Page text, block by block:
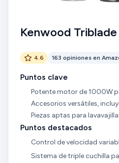
Kenwood
4.6 163 opiniones en
Puntos clave
Potente motor de 1000W
Accesorios versátiles,
Piezas aptas para
Puntos destacados
Control de velocidad
Sistema de triple cuchilla